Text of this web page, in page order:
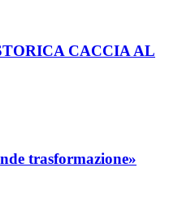
CACCIA AL
trasformazione»